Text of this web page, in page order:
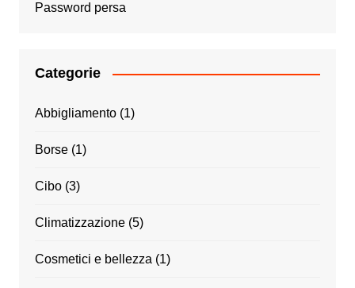
Password persa
Categorie
Abbigliamento(1)
Borse(1)
Cibo(3)
Climatizzazione(5)
Cosmetici e bellezza (1)